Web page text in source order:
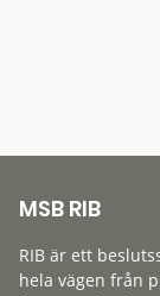
MSB RIB
RIB är ett
hela vägen från